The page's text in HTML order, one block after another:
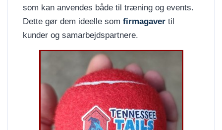
som kan anvendes både til træning og events.
Dette gør dem ideelle som firmagaver til
kunder og samarbejdspartnere.